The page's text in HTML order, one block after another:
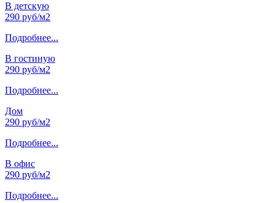
В детскую
290 руб/м2
Подробнее...
В гостиную
290 руб/м2
Подробнее...
Дом
290 руб/м2
Подробнее...
В офис
290 руб/м2
Подробнее...